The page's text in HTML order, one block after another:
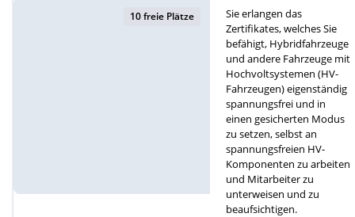
10 freie Plätze
hrzeugen (D)
Sie erlangen das
Zertifikates, welches Sie
befähigt, Hybridfahrzeuge
und andere Fahrzeuge mit
Hochvoltsystemen (HV-
Fahrzeugen) eigenständig
spannungsfrei und in
einen gesicherten Modus
zu setzen, selbst an
spannungsfreien HV-
Komponenten zu arbeiten
und Mitarbeiter zu
unterweisen und zu
beaufsichtigen.